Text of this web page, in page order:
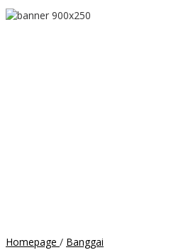
Homepage / Banggai